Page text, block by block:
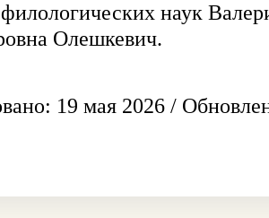
наук
Олешкевич.
19 мая 2026 /